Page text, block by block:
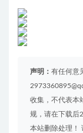
声明： 有任何意
收集，不代表本
规，请在下载后
本站删除处理！